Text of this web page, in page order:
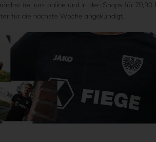
bei uns online und in den Shops für 79,90
für die nächste Woche angekündigt.